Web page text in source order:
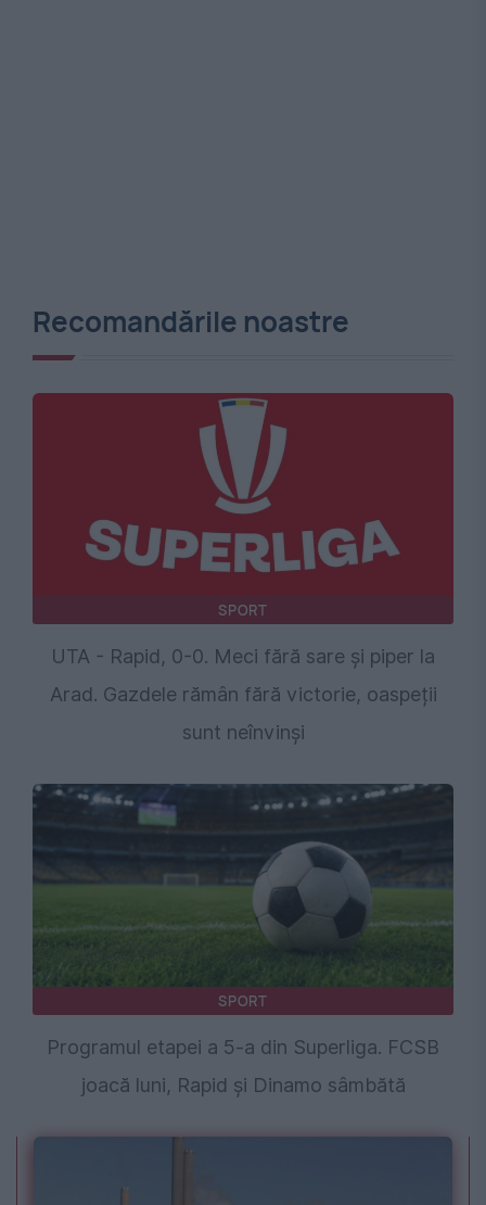
Recomandările noastre
SPORT
UTA - Rapid, 0-0. Meci fără sare și piper la
Arad. Gazdele rămân fără victorie, oaspeții
sunt neînvinși
SPORT
Programul etapei a 5-a din Superliga. FCSB
joacă luni, Rapid și Dinamo sâmbătă